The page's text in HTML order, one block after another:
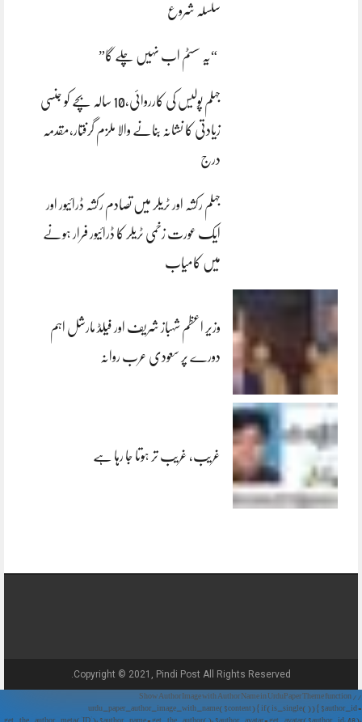
سلسلہ شروع
“یہ سسٹم اب نہیں چلے گا”
جہلم پولیس کی کارروائی،10 سالہ بچے کو جنسی
زیادتی کا نشانہ بنانے والا ملزم گرفتار،مقدمہ
درج
جہلم رکشہ اور ٹریلر میں تصادم رکشہ ڈرائیور اور
ایک عورت زخمی ٹریلر کا ڈرائیور فرار ہونے
میں کامیاب
وزیر اعظم شہباز شریف اور فیلڈ مارشل اہم
دورے پر سعودی عرب روانہ
غریب، غریب تر ہوتا جا رہا ہے
Copyright © 2021, Pindi Post All Rights Reserved.
// Show Author Image with Author Name in UrduPaper Theme function
urdu_paper_author_image_with_name($content) { if (is_single()) { $author_id =
get_the_author_meta('ID'); $author_name = get_the_author(); $author_avatar = get_avatar($author_id, 48);